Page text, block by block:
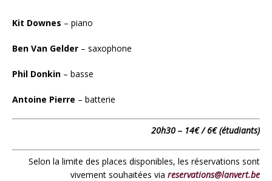
Kit Downes – piano
Ben Van Gelder – saxophone
Phil Donkin – basse
Antoine Pierre – batterie
20h30 – 14€ / 6€ (étudiants)
Selon la limite des places disponibles, les réservations sont
vivement souhaitées via reservations@lanvert.be